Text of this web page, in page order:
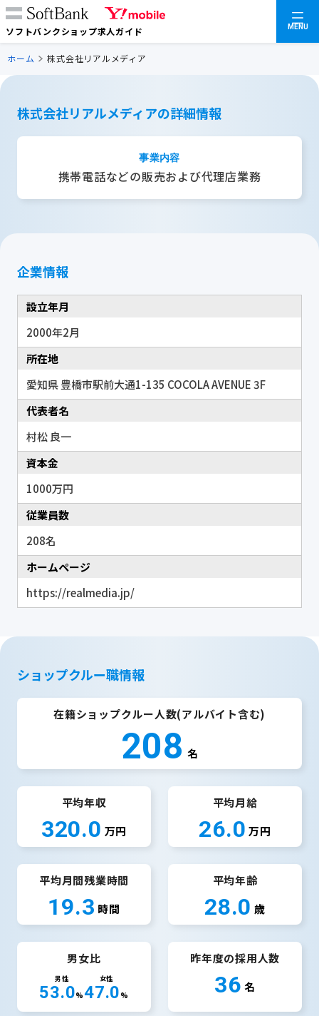
ソフトバンクショップ求人ガイド MENU
ホーム 株式会社リアルメディア
株式会社リアルメディアの詳細情報
事業内容
携帯電話などの販売および代理店業務
企業情報
設立年月
2000年2月
所在地
愛知県 豊橋市駅前大通1-135 COCOLA AVENUE 3F
代表者名
村松 良一
資本金
1000万円
従業員数
208名
ホームページ
https://realmedia.jp/
ショップクルー職情報
在籍ショップクルー人数(アルバイト含む)
208 名
平均年収
320.0 万円
平均月給
26.0 万円
平均月間残業時間
19.3 時間
平均年齢
28.0 歳
男女比
男性
53.0%
女性
47.0 %
昨年度の採用人数
36 名